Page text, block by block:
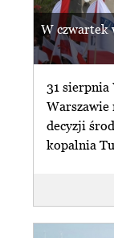
W czwartek
31
Warszawie
decyzji
kopalnia